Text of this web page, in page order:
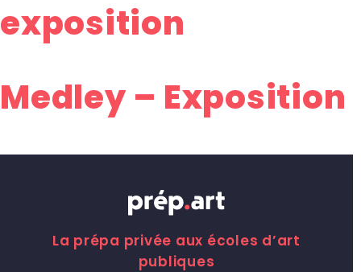
exposition
Medley – Exposition
La prépa privée aux écoles d’art
publiques